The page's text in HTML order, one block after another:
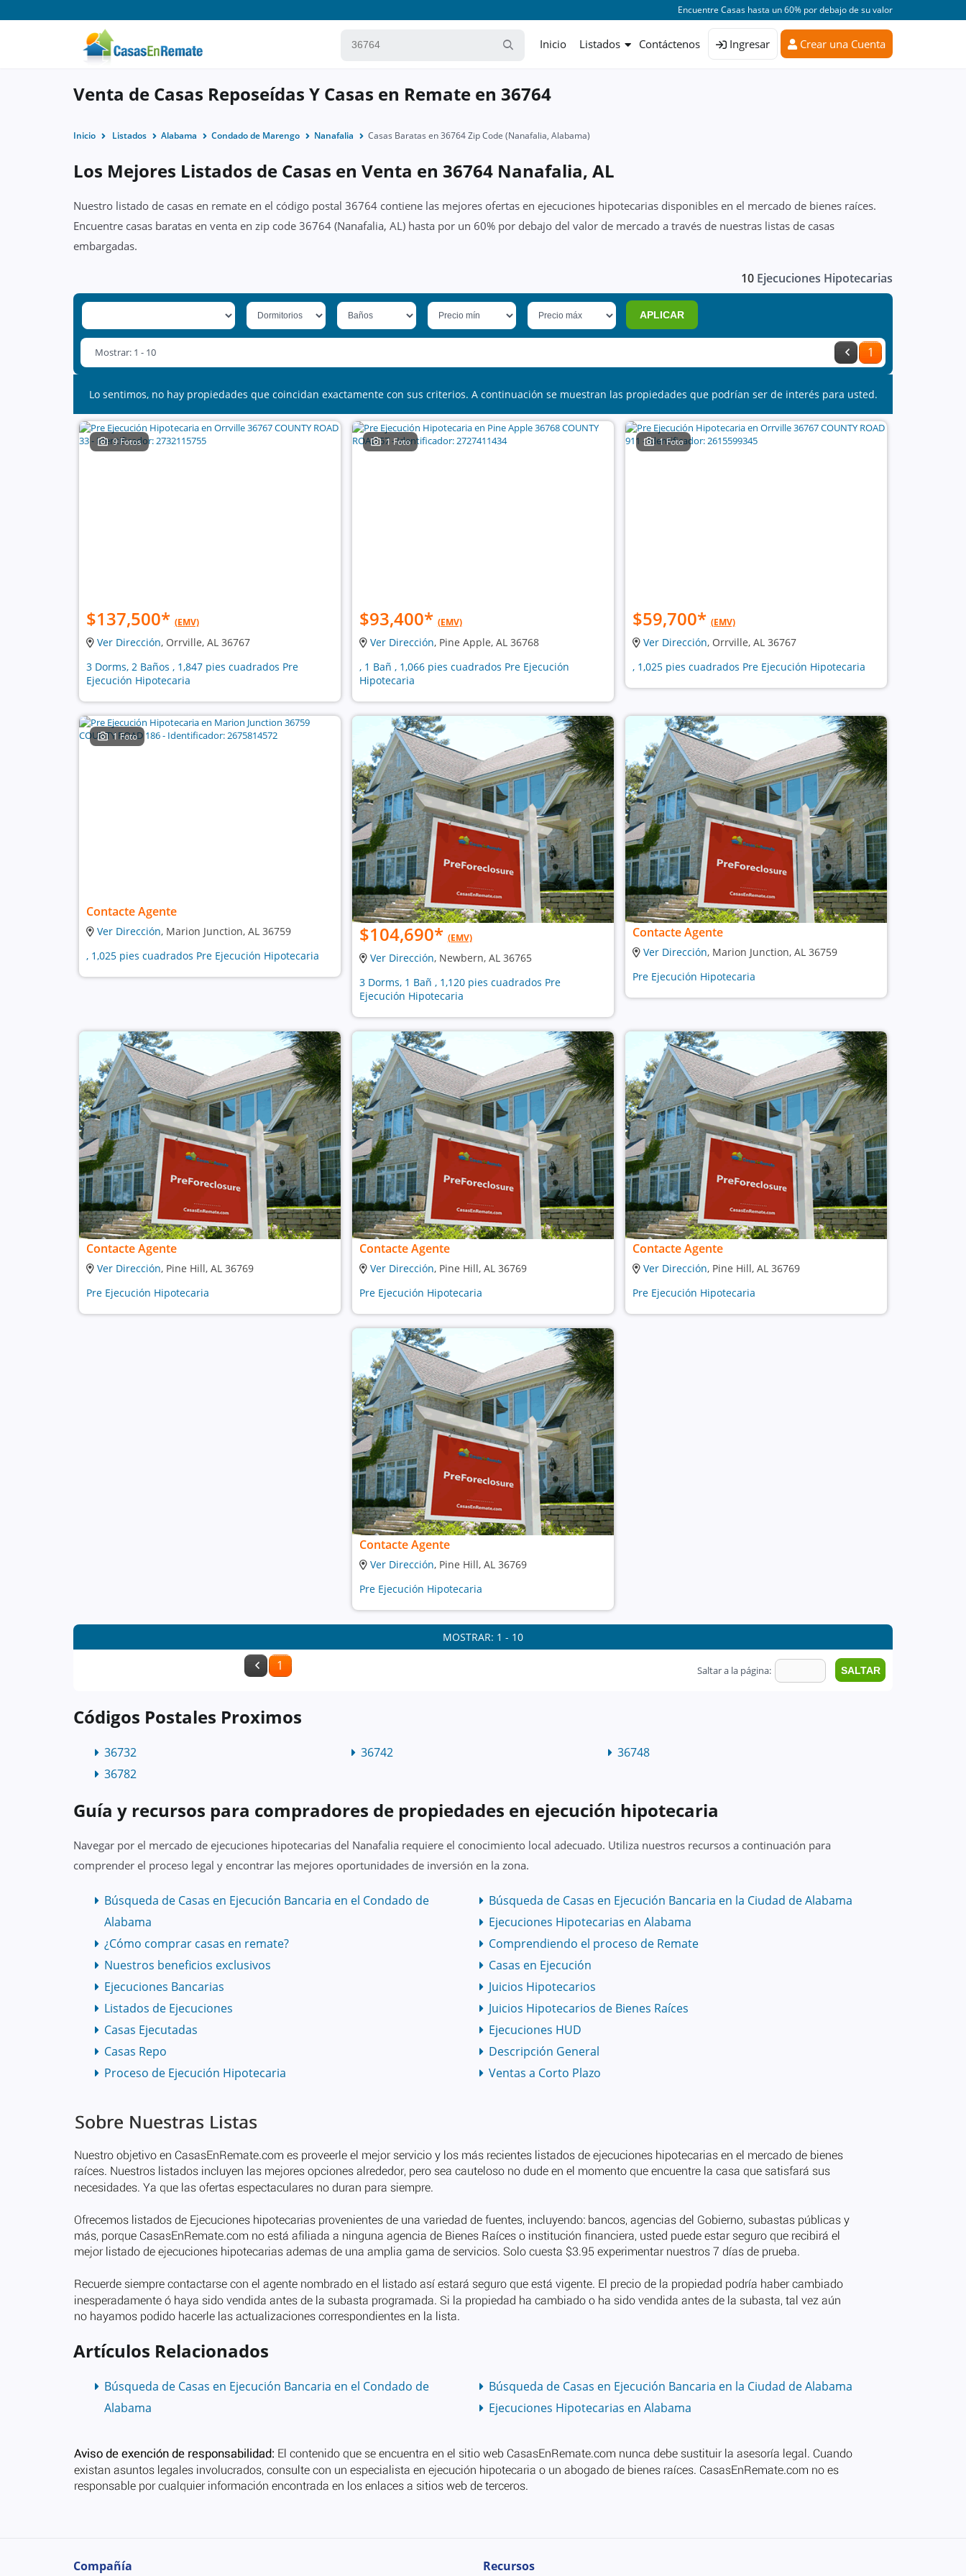
Encuentre Casas hasta un 60% por debajo de su valor
Inicio Listados Contáctenos Ingresar Crear una Cuenta
Venta de Casas Reposeídas Y Casas en Remate en 36764
Inicio Listados Alabama Condado de Marengo Nanafalia Casas Baratas en 36764 Zip Code (Nanafalia, Alabama)
Los Mejores Listados de Casas en Venta en 36764 Nanafalia, AL
Nuestro listado de casas en remate en el código postal 36764 contiene las mejores ofertas en ejecuciones hipotecarias disponibles en el mercado de bienes raíces.
Encuentre casas baratas en venta en zip code 36764 (Nanafalia, AL) hasta por un 60% por debajo del valor de mercado a través de nuestras listas de casas
embargadas.
10 Ejecuciones Hipotecarias
APLICAR
1
Mostrar: 1 - 10
Lo sentimos, no hay propiedades que coincidan exactamente con sus criterios. A continuación se muestran las propiedades que podrían ser de interés para usted.
9 Fotos
$137,500* (EMV)
Ver Dirección, Orrville, AL 36767
3 Dorms, 2 Baños , 1,847 pies cuadrados Pre
Ejecución Hipotecaria
1 Foto
$93,400* (EMV)
Ver Dirección, Pine Apple, AL 36768
, 1 Bañ , 1,066 pies cuadrados Pre Ejecución
Hipotecaria
1 Foto
$59,700* (EMV)
Ver Dirección, Orrville, AL 36767
, 1,025 pies cuadrados Pre Ejecución Hipotecaria
1 Foto
Contacte Agente
Ver Dirección, Marion Junction, AL 36759
, 1,025 pies cuadrados Pre Ejecución Hipotecaria
$104,690* (EMV)
Ver Dirección, Newbern, AL 36765
3 Dorms, 1 Bañ , 1,120 pies cuadrados Pre
Ejecución Hipotecaria
Contacte Agente
Ver Dirección, Marion Junction, AL 36759
Pre Ejecución Hipotecaria
Contacte Agente
Ver Dirección, Pine Hill, AL 36769
Pre Ejecución Hipotecaria
Contacte Agente
Ver Dirección, Pine Hill, AL 36769
Pre Ejecución Hipotecaria
Contacte Agente
Ver Dirección, Pine Hill, AL 36769
Pre Ejecución Hipotecaria
Contacte Agente
Ver Dirección, Pine Hill, AL 36769
Pre Ejecución Hipotecaria
MOSTRAR: 1 - 10
Saltar a la página:
1
Códigos Postales Proximos
36732 36742
36748
36782
Guía y recursos para compradores de propiedades en ejecución hipotecaria
Navegar por el mercado de ejecuciones hipotecarias del Nanafalia requiere el conocimiento local adecuado. Utiliza nuestros recursos a continuación para
comprender el proceso legal y encontrar las mejores oportunidades de inversión en la zona.
Búsqueda de Casas en Ejecución Bancaria en el Condado de
Alabama
Búsqueda de Casas en Ejecución Bancaria en la Ciudad de Alabama
Ejecuciones Hipotecarias en Alabama
¿Cómo comprar casas en remate?
Comprendiendo el proceso de Remate
Nuestros beneficios exclusivos
Casas en Ejecución
Ejecuciones Bancarias
Juicios Hipotecarios
Listados de Ejecuciones
Juicios Hipotecarios de Bienes Raíces
Casas Ejecutadas
Ejecuciones HUD
Casas Repo
Descripción General
Proceso de Ejecución Hipotecaria
Ventas a Corto Plazo
Artículos Relacionados
Búsqueda de Casas en Ejecución Bancaria en el Condado de
Alabama
Búsqueda de Casas en Ejecución Bancaria en la Ciudad de Alabama
Ejecuciones Hipotecarias en Alabama
Compañía Recursos